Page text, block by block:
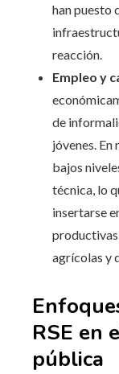
han puesto
reacción.
Empleo y
de
jóvenes. En
bajos
técnica, lo
insertarse
productivas
agrícolas y
RSE en
pública